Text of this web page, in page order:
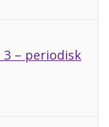
– periodisk